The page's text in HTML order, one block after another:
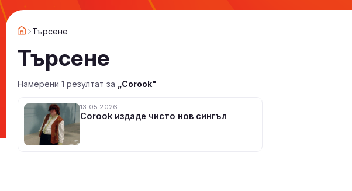
Търсене
Търсене
Намерени 1 резултат за „Corook"
13.05.2026
Corook издаде чисто нов сингъл